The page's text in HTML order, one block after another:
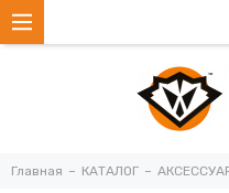
Главная КАТАЛОГ